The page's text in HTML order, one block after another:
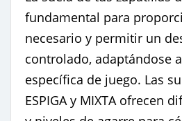
fundamental para
necesario y permitir un
controlado, adaptándose
específica de juego. Las
ESPIGA y MIXTA ofrecen